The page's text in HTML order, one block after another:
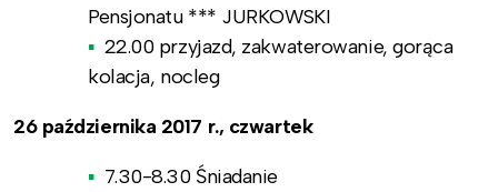
Pensjonatu *** JURKOWSKI
22.00 przyjazd, zakwaterowanie, gorąca
kolacja, nocleg
26 października 2017 r., czwartek
7.30-8.30 Śniadanie